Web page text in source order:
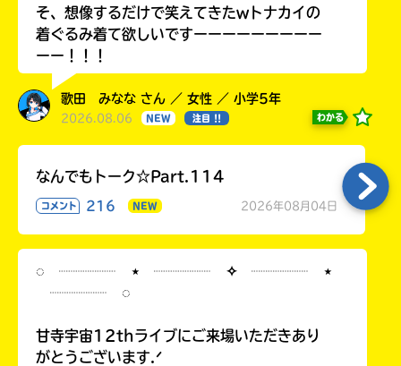
そ、想像するだけで笑えてきたwトナカイの
着ぐるみ着て欲しいですーーーーーーーーー
ーー！！！
歌田 みなな さん ／ 女性 ／ 小学5年
2026.08.06 NEW 注目 !! わかる
なんでもトーク☆Part.114
コメント 216 NEW 2026年08月04日
◌ ┈┈┈┈ ⋆ ┈┈┈┈ ✧ ┈┈┈┈ ⋆
┈┈┈┈ ◌
甘寺宇宙12thライブにご来場いただきあり
がとうございます.ᐟ